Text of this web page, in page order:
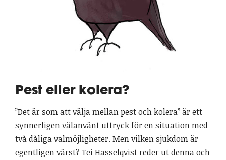
Pest eller kolera?
”Det är som att välja mellan pest och kolera” är ett
synnerligen välanvänt uttryck för en situation med
två dåliga valmöjligheter. Men vilken sjukdom är
egentligen värst? Tei Hasselqvist reder ut denna och